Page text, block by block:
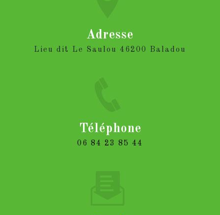
Adresse
Lieu dit Le Saulou 46200 Baladou
Téléphone
06 84 23 85 44